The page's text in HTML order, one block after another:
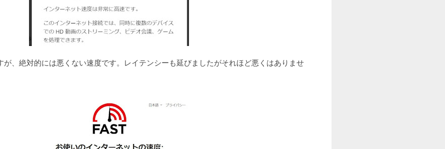
が、絶対的には悪くない速度です。レイテンシーも延びましたがそれほど悪くはありませ